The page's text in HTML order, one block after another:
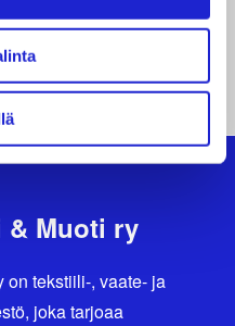
& Muoti ry
on tekstiili-, vaate- ja
joka tarjoaa